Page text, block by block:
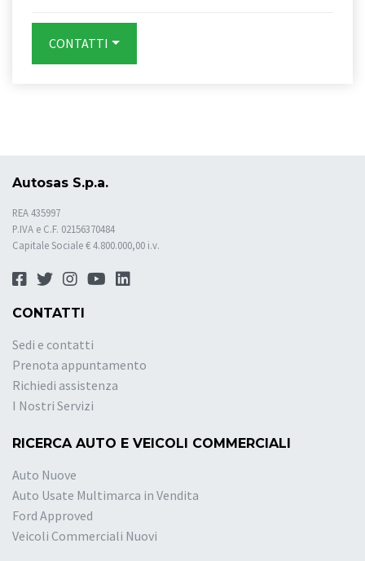
CONTATTI
Autosas S.p.a.
REA 435997
P.IVA e C.F. 02156370484
Capitale Sociale € 4.800.000,00 i.v.
CONTATTI
Sedi e contatti
Prenota appuntamento
Richiedi assistenza
I Nostri Servizi
RICERCA AUTO E VEICOLI COMMERCIALI
Auto Nuove
Auto Usate Multimarca in Vendita
Ford Approved
Veicoli Commerciali Nuovi